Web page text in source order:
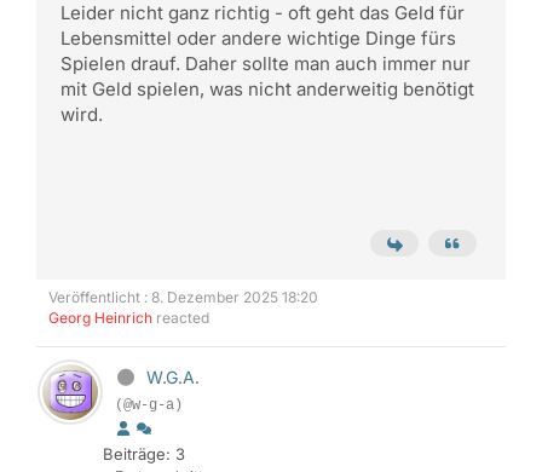
Leider nicht ganz richtig - oft geht das Geld für
Lebensmittel oder andere wichtige Dinge fürs
Spielen drauf. Daher sollte man auch immer nur
mit Geld spielen, was nicht anderweitig benötigt
wird.
Veröffentlicht : 8. Dezember 2025 18:20
Georg Heinrich reacted
W.G.A.
(@w-g-a)
Beiträge: 3